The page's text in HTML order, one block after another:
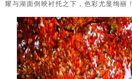
耀与湖面倒映衬托之下，色彩尤显绚丽！